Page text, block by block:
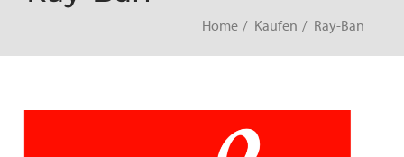
Home Kaufen Ray-Ban